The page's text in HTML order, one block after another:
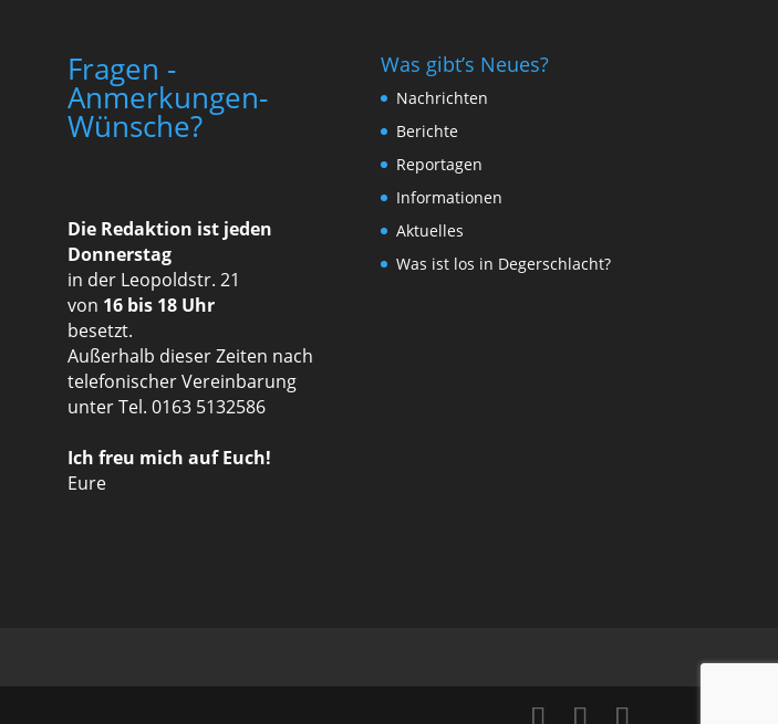
Fragen -
Anmerkungen-
Wünsche?
Die Redaktion ist jeden
Donnerstag
in der Leopoldstr. 21
von 16 bis 18 Uhr
besetzt.
Außerhalb dieser Zeiten nach
telefonischer Vereinbarung
unter Tel. 0163 5132586
Ich freu mich auf Euch!
Eure
Was gibt’s Neues?
Nachrichten
Berichte
Reportagen
Informationen
Aktuelles
Was ist los in Degerschlacht?